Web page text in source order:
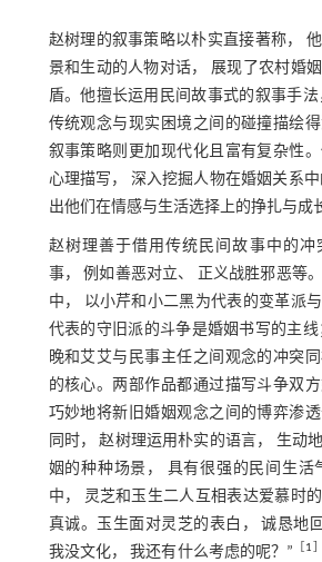
赵树理的叙事策略以朴实直接著称，
景和生动的人物对话， 展现了农村婚
盾。他擅长运用民间故事式的叙事手
传统观念与现实困境之间的碰撞描绘
叙事策略则更加现代化且富有复杂性
心理描写， 深入挖掘人物在婚姻关系
出他们在情感与生活选择上的挣扎与成
赵树理善于借用传统民间故事中的冲
事， 例如善恶对立、 正义战胜邪恶等
中， 以小芹和小二黑为代表的变革派
代表的守旧派的斗争是婚姻书写的主
晚和艾艾与民事主任之间观念的冲突
的核心。两部作品都通过描写斗争双方
巧妙地将新旧婚姻观念之间的博弈渗透
同时， 赵树理运用朴实的语言， 生动
姻的种种场景， 具有很强的民间生活
中， 灵芝和玉生二人互相表达爱慕时
真诚。玉生面对灵芝的表白， 诚恳地
我没文化， 我还有什么考虑的呢？”
1